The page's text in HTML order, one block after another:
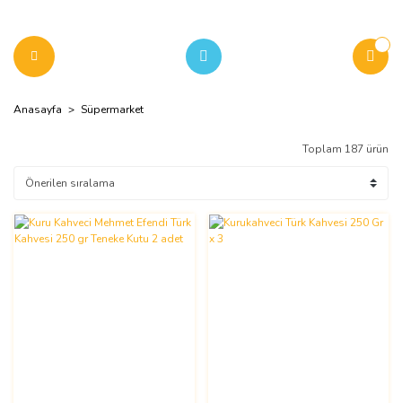
Anasayfa Süpermarket
Toplam 187 ürün